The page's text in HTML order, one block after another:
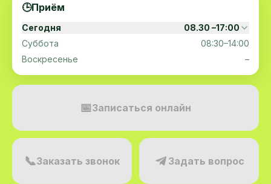
🕒Приём
Сегодня
08.30 –17:00
Суббота
08:30–14:00
Воскресенье
–
📅Записаться онлайн
📞Заказать звонок Задать вопрос